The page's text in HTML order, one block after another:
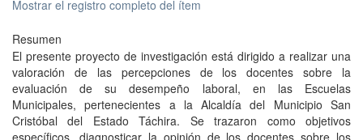
Mostrar el registro completo del ítem
Resumen
El presente proyecto de investigación está dirigido a realizar una
valoración de las percepciones de los docentes sobre la
evaluación de su desempeño laboral, en las Escuelas
Municipales, pertenecientes a la Alcaldía del Municipio San
Cristóbal del Estado Táchira. Se trazaron como objetivos
específicos, diagnosticar la opinión de los docentes sobre los